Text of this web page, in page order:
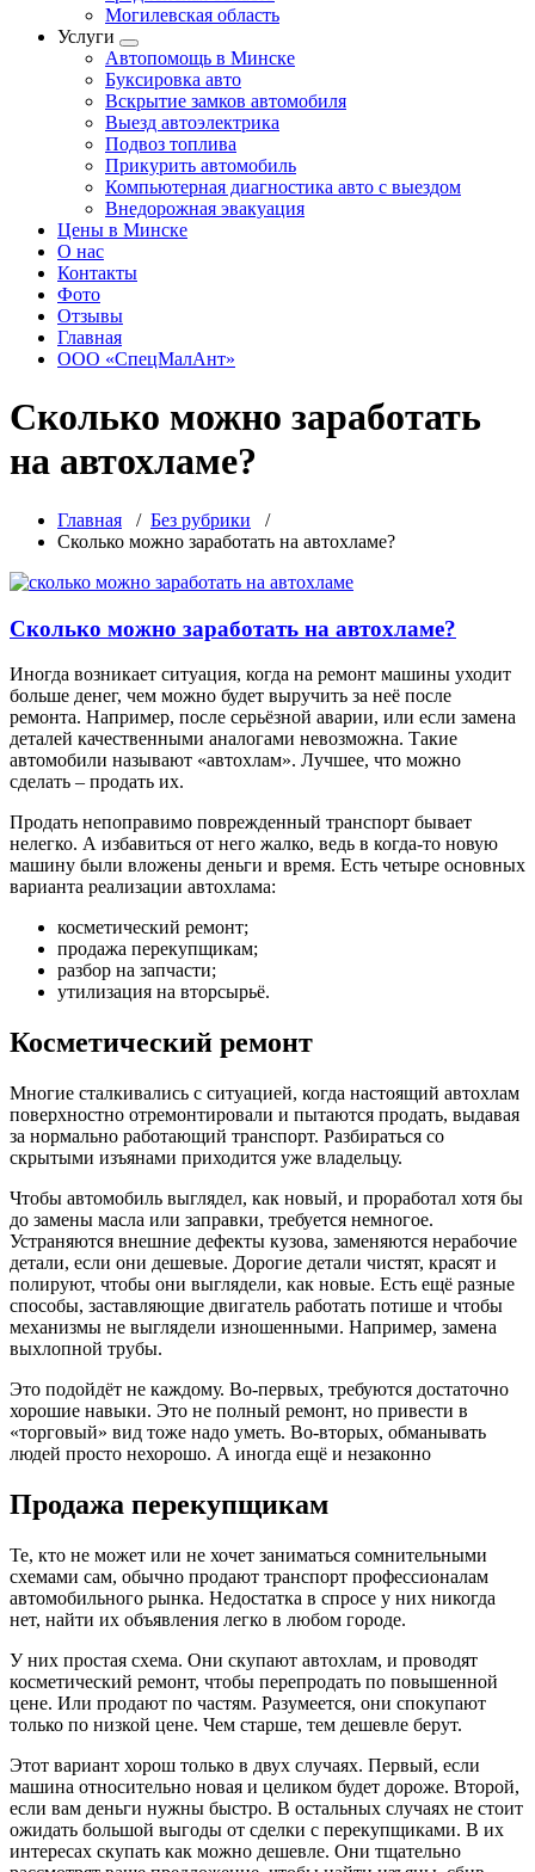
Могилевская область
Услуги
Автопомощь в Минске
Буксировка авто
Вскрытие замков автомобиля
Выезд автоэлектрика
Подвоз топлива
Прикурить автомобиль
Компьютерная диагностика авто с выездом
Внедорожная эвакуация
Цены в Минске
О нас
Контакты
Фото
Отзывы
Главная
ООО «СпецМалАнт»
Сколько можно заработать
на автохламе?
Главная / Без рубрики /
Сколько можно заработать на автохламе?
Сколько можно заработать на автохламе?
Иногда возникает ситуация, когда на ремонт машины уходит
больше денег, чем можно будет выручить за неё после
ремонта. Например, после серьёзной аварии, или если замена
деталей качественными аналогами невозможна. Такие
автомобили называют «автохлам». Лучшее, что можно
сделать – продать их.
Продать непоправимо поврежденный транспорт бывает
нелегко. А избавиться от него жалко, ведь в когда-то новую
машину были вложены деньги и время. Есть четыре основных
варианта реализации автохлама:
косметический ремонт;
продажа перекупщикам;
разбор на запчасти;
утилизация на вторсырьё.
Косметический ремонт
Многие сталкивались с ситуацией, когда настоящий автохлам
поверхностно отремонтировали и пытаются продать, выдавая
за нормально работающий транспорт. Разбираться со
скрытыми изъянами приходится уже владельцу.
Чтобы автомобиль выглядел, как новый, и проработал хотя бы
до замены масла или заправки, требуется немногое.
Устраняются внешние дефекты кузова, заменяются нерабочие
детали, если они дешевые. Дорогие детали чистят, красят и
полируют, чтобы они выглядели, как новые. Есть ещё разные
способы, заставляющие двигатель работать потише и чтобы
механизмы не выглядели изношенными. Например, замена
выхлопной трубы.
Это подойдёт не каждому. Во-первых, требуются достаточно
хорошие навыки. Это не полный ремонт, но привести в
«торговый» вид тоже надо уметь. Во-вторых, обманывать
людей просто нехорошо. А иногда ещё и незаконно
Продажа перекупщикам
Те, кто не может или не хочет заниматься сомнительными
схемами сам, обычно продают транспорт профессионалам
автомобильного рынка. Недостатка в спросе у них никогда
нет, найти их объявления легко в любом городе.
У них простая схема. Они скупают автохлам, и проводят
косметический ремонт, чтобы перепродать по повышенной
цене. Или продают по частям. Разумеется, они спокупают
только по низкой цене. Чем старше, тем дешевле берут.
Этот вариант хорош только в двух случаях. Первый, если
машина относительно новая и целиком будет дороже. Второй,
если вам деньги нужны быстро. В остальных случаях не стоит
ожидать большой выгоды от сделки с перекупщиками. В их
интересах скупать как можно дешевле. Они тщательно